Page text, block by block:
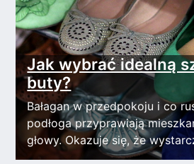
Jak wybrać idealną
buty?
Bałagan w przedpokoju i co
podłoga przyprawiają
głowy. Okazuje się, że